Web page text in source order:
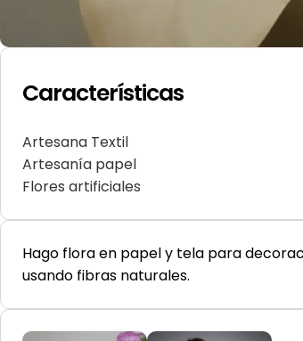
Características
Artesana Textil
Artesanía papel
Flores artificiales
Hago flora en papel y tela para
usando fibras naturales.